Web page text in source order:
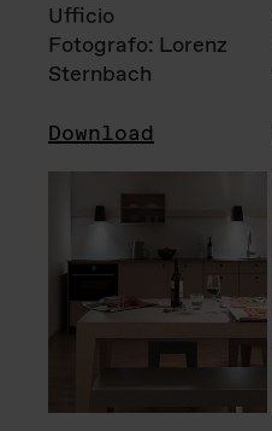
Ufficio
Fotografo: Lorenz
Sternbach
Download